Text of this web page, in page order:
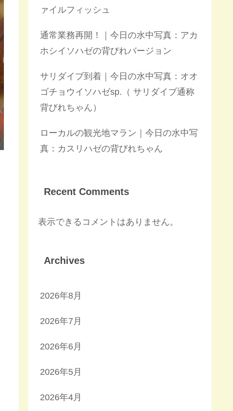
ァイルフィッシュ
通常業務再開！｜今日の水中写真：アカ
ホシイソハゼの背びれバージョン
サリダイブ到着｜今日の水中写真：オオ
ゴチョウイソハゼsp.（ サリダイブ通称
背びれちゃん）
ローカルの観光地マラン｜今日の水中写
真：カスリハゼの背びれちゃん
Recent Comments
表示できるコメントはありません。
Archives
2026年8月
2026年7月
2026年6月
2026年5月
2026年4月